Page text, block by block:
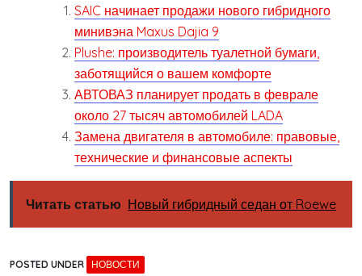
SAIC начинает продажи нового гибридного
минивэна Maxus Dajia 9
Plushe: производитель туалетной бумаги,
заботящийся о вашем комфорте
АВТОВАЗ планирует продать в феврале
около 27 тысяч автомобилей LADA
Замена двигателя в автомобиле: правовые,
технические и финансовые аспекты
Читать статью Новый гибридный седан от Roewe
POSTED UNDER НОВОСТИ